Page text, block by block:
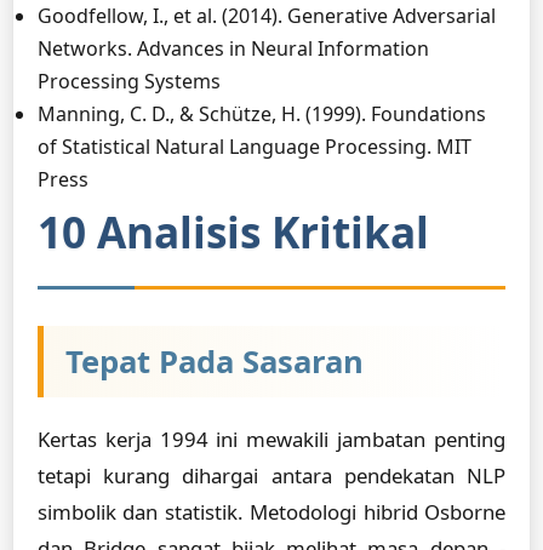
Goodfellow, I., et al. (2014). Generative Adversarial
Networks. Advances in Neural Information
Processing Systems
Manning, C. D., & Schütze, H. (1999). Foundations
of Statistical Natural Language Processing. MIT
Press
10 Analisis Kritikal
Tepat Pada Sasaran
Kertas kerja 1994 ini mewakili jambatan penting
tetapi kurang dihargai antara pendekatan NLP
simbolik dan statistik. Metodologi hibrid Osborne